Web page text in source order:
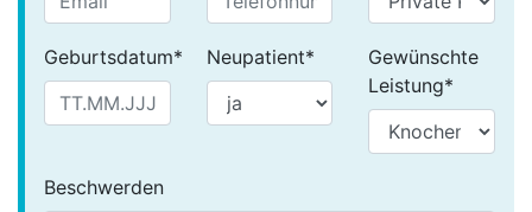
Geburtsdatum* Neupatient*
Gewünschte
Leistung*
Beschwerden